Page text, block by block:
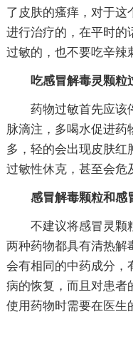
了皮肤的瘙痒，对于这
进行治疗的，在平时的
过敏的，也不要吃辛辣
吃感冒解毒灵颗粒
药物过敏首先应该
脉滴注，多喝水促进药
多，轻的会出现皮肤红
过敏性休克，甚至会危
感冒解毒颗粒和感
不建议将感冒灵颗
两种药物都具有清热解
会有相同的中药成分，
病的恢复，而且对患者
使用药物时需要在医生